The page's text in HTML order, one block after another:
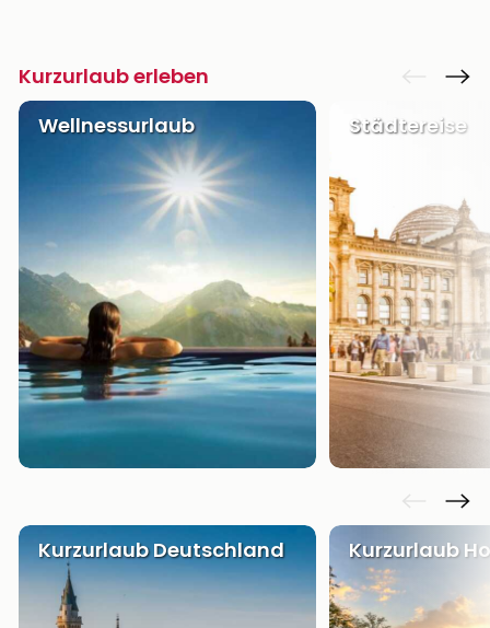
Kurzurlaub erleben
Wellnessurlaub
Städtereise
Kurzurlaub Deutschland Kurzurlaub